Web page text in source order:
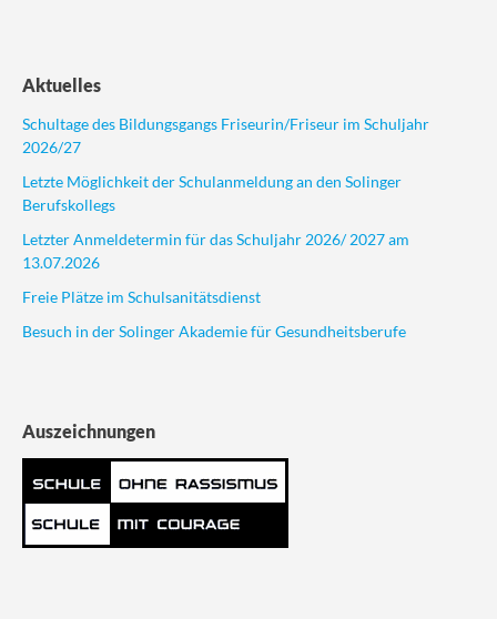
Aktuelles
Schultage des Bildungsgangs Friseurin/Friseur im Schuljahr
2026/27
Letzte Möglichkeit der Schulanmeldung an den Solinger
Berufskollegs
Letzter Anmeldetermin für das Schuljahr 2026/ 2027 am
13.07.2026
Freie Plätze im Schulsanitätsdienst
Besuch in der Solinger Akademie für Gesundheitsberufe
Auszeichnungen